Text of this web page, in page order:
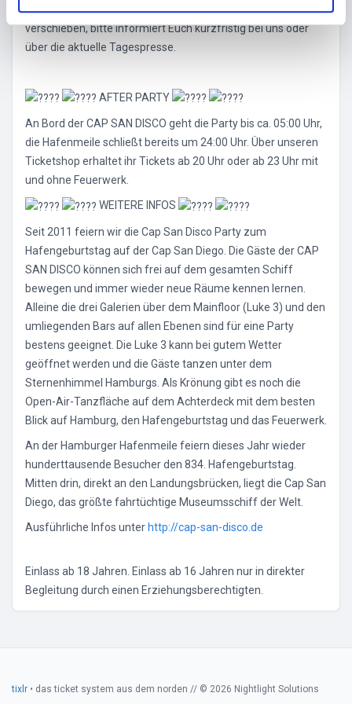
*Die Feuerwerkszeit kann sich tidenabhängig, kurzfristig
verschieben, bitte informiert Euch kurzfristig bei uns oder
über die aktuelle Tagespresse.
AFTER PARTY
An Bord der CAP SAN DISCO geht die Party bis ca. 05:00 Uhr,
die Hafenmeile schließt bereits um 24:00 Uhr. Über unseren
Ticketshop erhaltet ihr Tickets ab 20 Uhr oder ab 23 Uhr mit
und ohne Feuerwerk.
WEITERE INFOS
Seit 2011 feiern wir die Cap San Disco Party zum
Hafengeburtstag auf der Cap San Diego. Die Gäste der CAP
SAN DISCO können sich frei auf dem gesamten Schiff
bewegen und immer wieder neue Räume kennen lernen.
Alleine die drei Galerien über dem Mainfloor (Luke 3) und den
umliegenden Bars auf allen Ebenen sind für eine Party
bestens geeignet. Die Luke 3 kann bei gutem Wetter
geöffnet werden und die Gäste tanzen unter dem
Sternenhimmel Hamburgs. Als Krönung gibt es noch die
Open-Air-Tanzfläche auf dem Achterdeck mit dem besten
Blick auf Hamburg, den Hafengeburtstag und das Feuerwerk.
An der Hamburger Hafenmeile feiern dieses Jahr wieder
hunderttausende Besucher den 834. Hafengeburtstag.
Mitten drin, direkt an den Landungsbrücken, liegt die Cap San
Diego, das größte fahrtüchtige Museumsschiff der Welt.
Ausführliche Infos unter http://cap-san-disco.de
Einlass ab 18 Jahren. Einlass ab 16 Jahren nur in direkter
Begleitung durch einen Erziehungsberechtigten.
tixlr • das ticket system aus dem norden // © 2026 Nightlight Solutions